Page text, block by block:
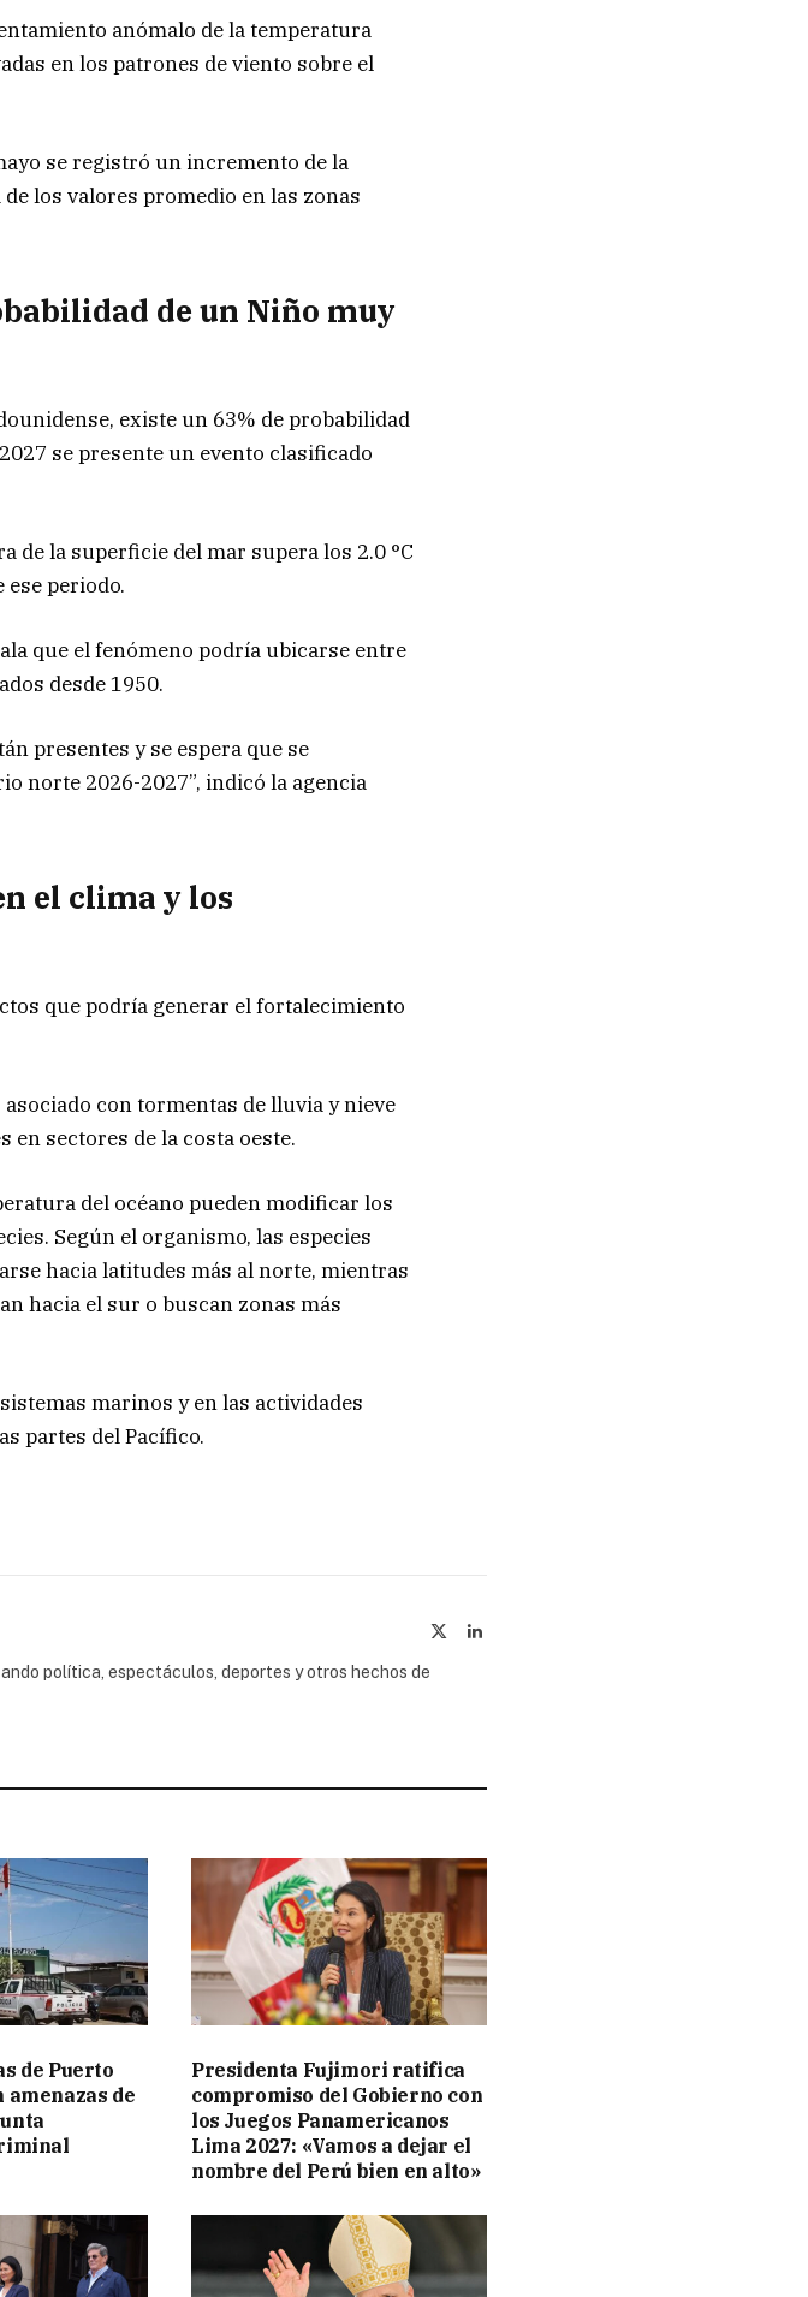
anómalo de la temperatura
en los patrones de viento sobre el
se registró un incremento de la
los valores promedio en las zonas
de un Niño muy
existe un 63% de probabilidad
se presente un evento clasificado
de la superficie del mar supera los 2.0 °C
periodo.
que el fenómeno podría ubicarse entre
desde 1950.
presentes y se espera que se
norte 2026-2027”, indicó la agencia
el clima y los
que podría generar el fortalecimiento
con tormentas de lluvia y nieve
sectores de la costa oeste.
del océano pueden modificar los
Según el organismo, las especies
hacia latitudes más al norte, mientras
hacia el sur o buscan zonas más
marinos y en las actividades
partes del Pacífico.
LinkedIn
política, espectáculos, deportes y otros hechos de
de Puerto
de
Presidenta Fujimori ratifica
compromiso del Gobierno con
los Juegos Panamericanos
Lima 2027: «Vamos a dejar el
nombre del Perú bien en alto»